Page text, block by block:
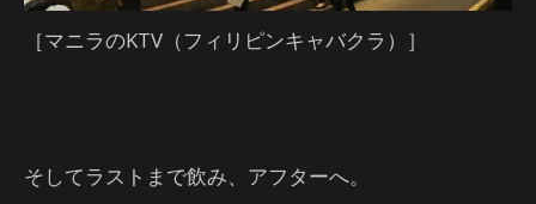
［マニラのKTV（フィリピンキャバクラ）］
そしてラストまで飲み、アフターへ。